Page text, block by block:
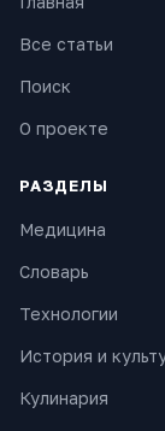
Все статьи
Поиск
О проекте
РАЗДЕЛЫ
Медицина
Словарь
Технологии
История и
Кулинария